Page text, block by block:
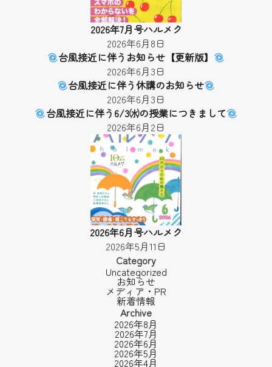
2026年7月号ハルメク
2026年6月8日
台風接近に伴うお知らせ【更新版】
2026年6月3日
台風接近に伴う休講のお知らせ
2026年6月3日
台風接近に伴う6/3㈬の授業につきまして
2026年6月2日
2026年6月号ハルメク
2026年5月11日
Category
Uncategorized
お知らせ
メディア・PR
新着情報
Archive
2026年8月
2026年7月
2026年6月
2026年5月
2026年4月